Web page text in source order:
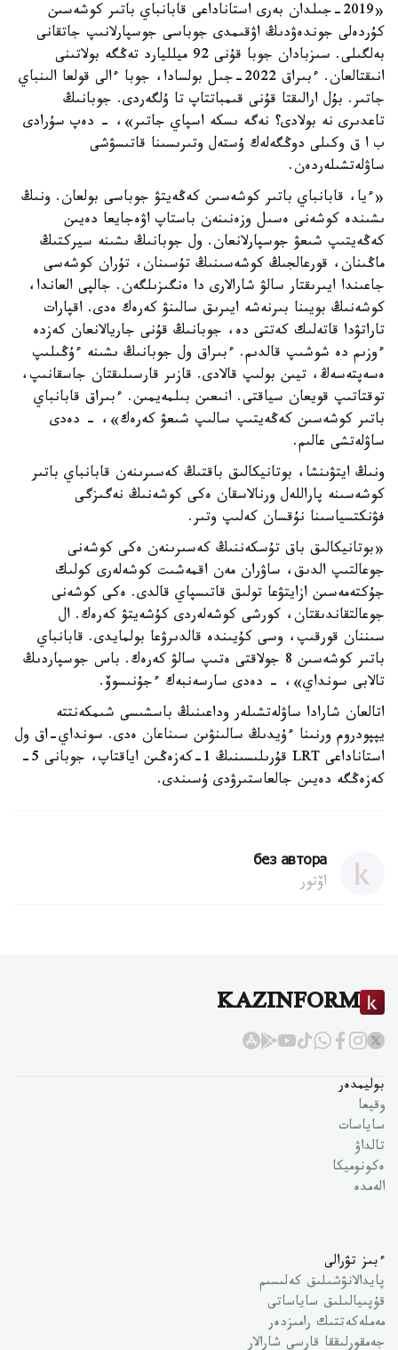
«2019-جىلدان بەرى استاناداعى قابانباي باتىر كوشەسىن
كۇردەلى جوندەۋدىڭ اۋقىمدى جوباسى جوسپارلانىپ جاتقانى
بەلگىلى. سىزبادان جوبا قۇنى 92 ميلليارد تەڭگە بولاتىنى
انىقتالعان. ءبىراق 2022-جىل بولسادا، جوبا ءالى قولعا الىنباي
جاتىر. بۇل ارالىقتا قۇنى قىمباتتاپ تا ۇلگەردى. جوبانىڭ
تاعدىرى نە بولادى؟ نەگە ىسكە اسپاي جاتىر»، - دەپ سۇرادى
ب ا ق وكىلى دوڭگەلەك ۇستەل وتىرىسىنا قاتىسۋشى
ساۋلەتشىلەردەن.
«ءيا، قابانباي باتىر كوشەسىن كەڭەيتۋ جوباسى بولعان. ونىڭ
ىشىندە كوشەنى ەسىل وزەنىنەن باستاپ اۋەجايعا دەيىن
كەڭەيتىپ شىعۋ جوسپارلانعان. ول جوبانىڭ ىشىنە سيركتىڭ
ماڭىنان، قورعالجىڭ كوشەسىنىڭ تۇسىنان، تۇران كوشەسى
جاعىندا ايىرىقتار سالۋ شارالارى دا ەنگىزىلگەن. جالپى العاندا،
كوشەنىڭ بويىنا بىرنەشە ايىرىق سالىنۋ كەرەك ەدى. اقپارات
تاراتۋدا قاتەلىك كەتتى دە، جوبانىڭ قۇنى جاريالانعان كەزدە
ءوزىم دە شوشىپ قالدىم. ءبىراق ول جوبانىڭ ىشىنە ءۇڭىلىپ
ەسەپتەسەڭ، تيىن بولىپ قالادى. قازىر قارسىلىقتان جاسقانىپ،
توقتاتىپ قويعان سياقتى. انىعىن بىلمەيمىن. ءبىراق قابانباي
باتىر كوشەسىن كەڭەيتىپ سالىپ شىعۋ كەرەك»، - دەدى
ساۋلەتشى عالىم.
ونىڭ ايتۋىنشا، بوتانيكالىق باقتىڭ كەسىرىنەن قابانباي باتىر
كوشەسىنە پاراللەل ورنالاسقان ەكى كوشەنىڭ نەگىزگى
فۋنكتسياسىنا نۇقسان كەلىپ وتىر.
«بوتانيكالىق باق تۇسكەننىڭ كەسىرىنەن ەكى كوشەنى
جوعالتىپ الدىق، ساۋران مەن اقمەشىت كوشەلەرى كولىك
جۇكتەمەسىن ازايتۋعا تولىق قاتىسپاي قالدى. ەكى كوشەنى
جوعالتقاندىقتان، كورشى كوشەلەردى كۇشەيتۋ كەرەك. ال
سىننان قورقىپ، وسى كۇيىندە قالدىرۋعا بولمايدى. قابانباي
باتىر كوشەسىن 8 جولاقتى ەتىپ سالۋ كەرەك. باس جوسپاردىڭ
تالابى سونداي»، - دەدى سارسەنبەك ءجۇنىسوۆ.
اتالعان شارادا ساۋلەتشىلەر وداعىنىڭ باسشىسى شىمكەنتتە
يپپودروم ورنىنا ءۇيدىڭ سالىنۋىن سىناعان ەدى. سونداي-اق ول
استاناداعى LRT قۇرىلىسىنىڭ 1-كەزەڭىن اياقتاپ، جوبانى 5-
كەزەڭگە دەيىن جالعاستىرۋدى ۇسىندى.
без автора
اۆتور
KAZINFORM
بوليمدەر
وقيعا
ساياسات
تالداۋ
ەكونوميكا
الەمدە
ءبىز تۋرالى
پايدالانۋشىلىق كەلىسىم
قۇپىيالىلىق ساياساتى
مەملەكەتتىك رامىزدەر
جەمقورلىققا قارسى شارالار